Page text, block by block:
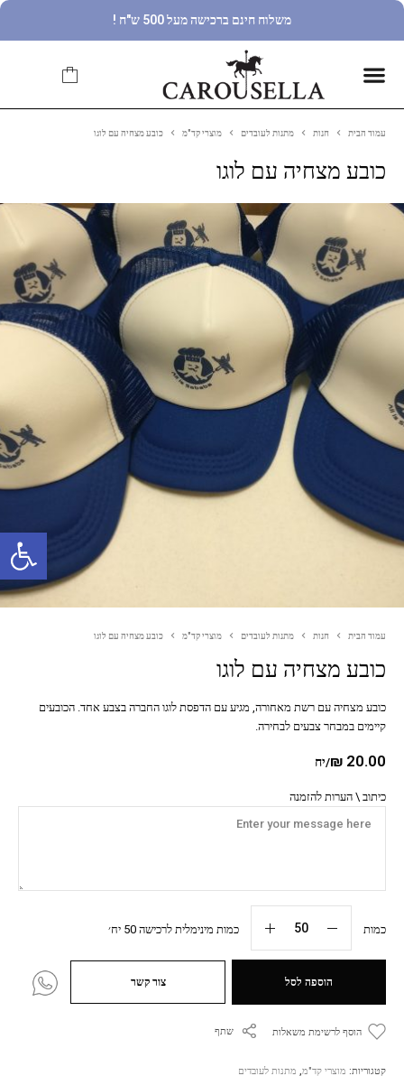
פתח סרגל נגישות
משלוח חינם ברכישה מעל 500 ש"ח !
עמוד הבית חנות מתנות לעובדים מוצרי קד"מ כובע מצחיה עם לוגו
כובע מצחיה עם לוגו
עמוד הבית חנות מתנות לעובדים מוצרי קד"מ כובע מצחיה עם לוגו
כובע מצחיה עם לוגו
₪ 20.00 /יח
כיתוב \ הערות להזמנה
כמות כמות מינימלית לרכישה 50 יח׳
הוספה לסל צור קשר
הוסף לרשימת משאלות שתף
קטגוריות: מוצרי קד"מ, מתנות לעובדים
כובע מצחיה עם רשת מאחורה, מגיע עם הדפסת לוגו החברה בצבע אחד. הכובעים
קיימים במבחר צבעים לבחירה.